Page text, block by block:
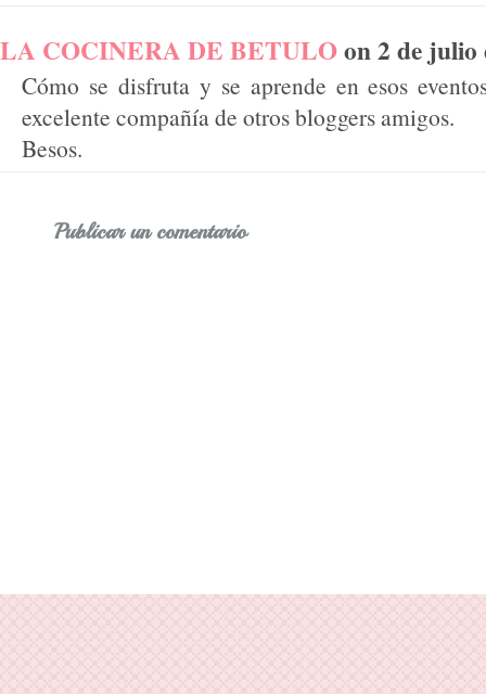
LA COCINERA DE BETULOon 2 de julio
Cómo se disfruta y se aprende en esos
excelente compañía de otros bloggers amigos.
Besos.
Publicar un comentario